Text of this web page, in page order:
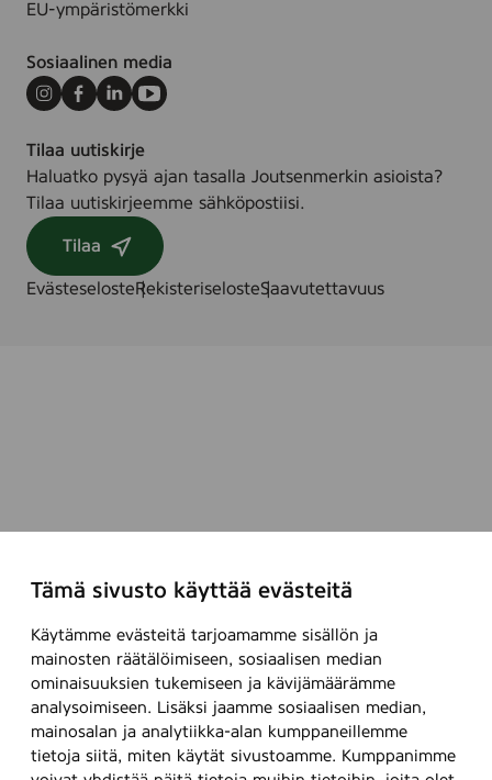
Tämä sivusto käyttää evästeitä
Käytämme evästeitä tarjoamamme sisällön ja
mainosten räätälöimiseen, sosiaalisen median
ominaisuuksien tukemiseen ja kävijämäärämme
analysoimiseen. Lisäksi jaamme sosiaalisen median,
mainosalan ja analytiikka-alan kumppaneillemme
tietoja siitä, miten käytät sivustoamme. Kumppanimme
EU-ympäristömerkki
Sosiaalinen media
Instagram
Facebook
LinkedInYoutube
Tilaa uutiskirje
Haluatko pysyä ajan tasalla Joutsenmerkin asioista?
Tilaa uutiskirjeemme sähköpostiisi.
Tilaa
EvästeselosteRekisteriselosteSaavutettavuus